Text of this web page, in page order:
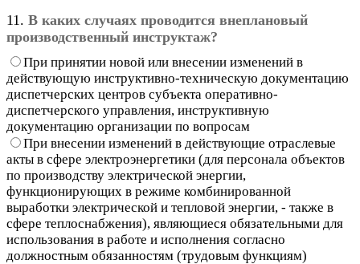
11. В каких случаях проводится внеплановый
производственный инструктаж?
При принятии новой или внесении изменений в
действующую инструктивно-техническую документацию
диспетчерских центров субъекта оперативно-
диспетчерского управления, инструктивную
документацию организации по вопросам
При внесении изменений в действующие отраслевые
акты в сфере электроэнергетики (для персонала объектов
по производству электрической энергии,
функционирующих в режиме комбинированной
выработки электрической и тепловой энергии, - также в
сфере теплоснабжения), являющиеся обязательными для
использования в работе и исполнения согласно
должностным обязанностям (трудовым функциям)